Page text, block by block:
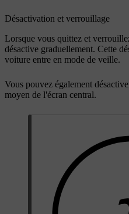
Désactivation et verrouillage
Lorsque vous quittez et
désactive graduellement. Cette
voiture entre en mode de veille.
Vous pouvez également
moyen de l'écran central.